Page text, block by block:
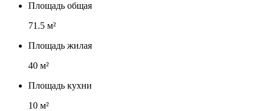
Площадь общая
71.5 м²
Площадь жилая
40 м²
Площадь кухни
10 м²